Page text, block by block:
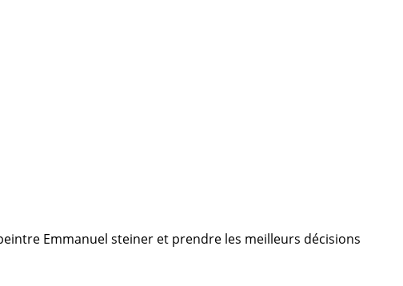
Emmanuel steiner et prendre les meilleurs décisions